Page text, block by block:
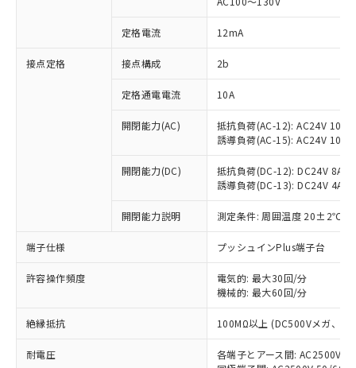
定格電流 12mA
接点定格 接点構成 2b
定格通電電流 10A
開閉能力(AC)
抵抗負荷(AC-12): AC24V 10A/
誘導負荷(AC-15): AC24V
開閉能力(DC)
抵抗負荷(DC-12): DC24V 8A/
誘導負荷(DC-13): DC24V 4A/
開閉能力説明 測定条件: 周囲温度 20±2℃、
端子仕様 プッシュインPlus端子台
許容操作頻度
電気的: 最大30回/分
機械的: 最大60回/分
絶縁抵抗 100MΩ以上 (DC500Vメガ、点
耐電圧
各端子とアース間: AC2500V
ご利用条件
以下の条件をお読みいただき、同意のうえ
本サービスは、当社制御機器事業取扱
商品の当社在庫状況および標準価格
(税抜)を提供させていただくもので
当社制御機器事業取扱商品の中には、
本サービスの対象外となる商品もある
ことをご了承ください。
在庫状況および標準価格照会結果は、
記載している更新日時点での社内デー
タに基づき作成されるものであり、閲
準価格とは異なる場合があることをご
対応済み：EU RoHS指令（10物質）の
非含有に対応した製品が提供可能な商品で
対応予定：EU RoHS指令（10物質）の非含
有に対応した製品に切り替える予定のある
対応予定なし：EU RoHS指令（10物質）の
非含有に非対応の商品で、対応品を出す予
調査・確認中：EU RoHS指令（10物質）の
非含有の対応状況を調査中または確認中の
非該当品：ライセンス料など無形物で、有
害物質有無と関係のない商品です。
仕入先様の事情により、非含有部品として
いたものが、含有品と判明した場合などや
むを得ず変更することがあります。
*EU RoHS指令（10物質）：
鉛(Pb) 1000ppm以下、 水銀(Hg) 1000ppm以下、 カド
六価クロム(Cr(Ⅵ)) 1000ppm以下、ポリ臭化ビフェニル
「○」：最大均質材料含有率が中国RoHSの
基準値以下であることを示します。
「×」：最大均質材料含有率が中国RoHSの
基準値を超えていることを示します。
「－」：未確認です。当社販売部門へお問
当社は、これら貴社製品のうち、外国
為替および外国貿易法に定める商品
（以下｢規制貨物等」という）を輸出
または国外への提供する場合は、日本
国政府の輸出許可(または役務取引許
可)を取得するなどの必要な手続きを